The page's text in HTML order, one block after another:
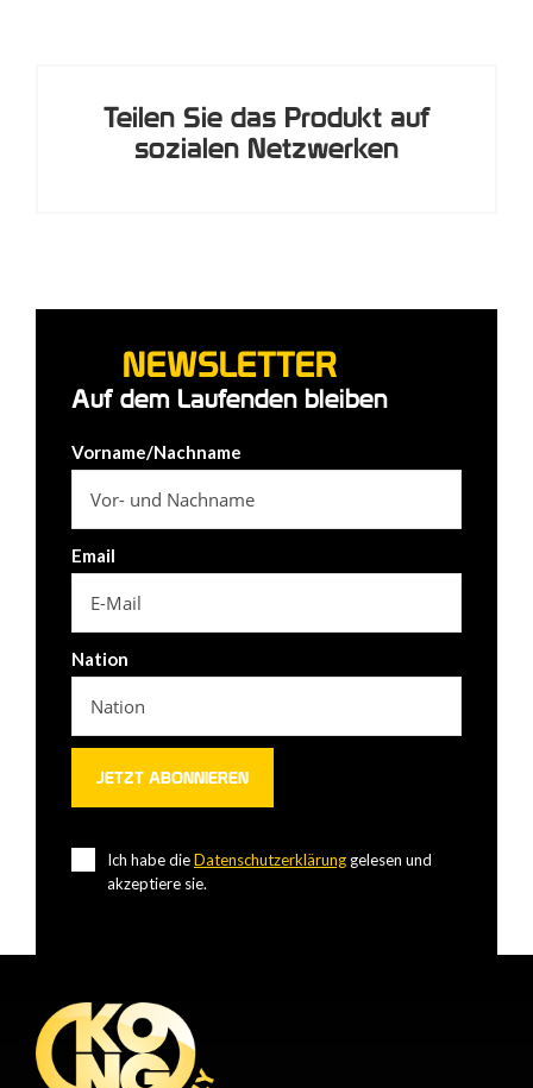
Teilen Sie das Produkt auf
sozialen Netzwerken
NEWSLETTER
Auf dem Laufenden bleiben
Vorname/Nachname
Email
Nation
Ich habe dieDatenschutzerklärung gelesen und
akzeptiere sie.